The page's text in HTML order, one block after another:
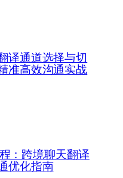
译通道选择与切
准高效沟通实战
：跨境聊天翻译
优化指南